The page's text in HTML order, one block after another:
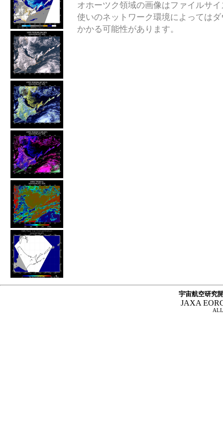
オホーツク領域の画像はファイルサ
使いのネットワーク環境によっては
かかる可能性があります。
宇宙航空研究
JAXA